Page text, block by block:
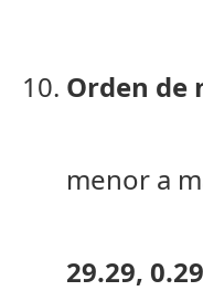
Orden de
menor a
29.29,